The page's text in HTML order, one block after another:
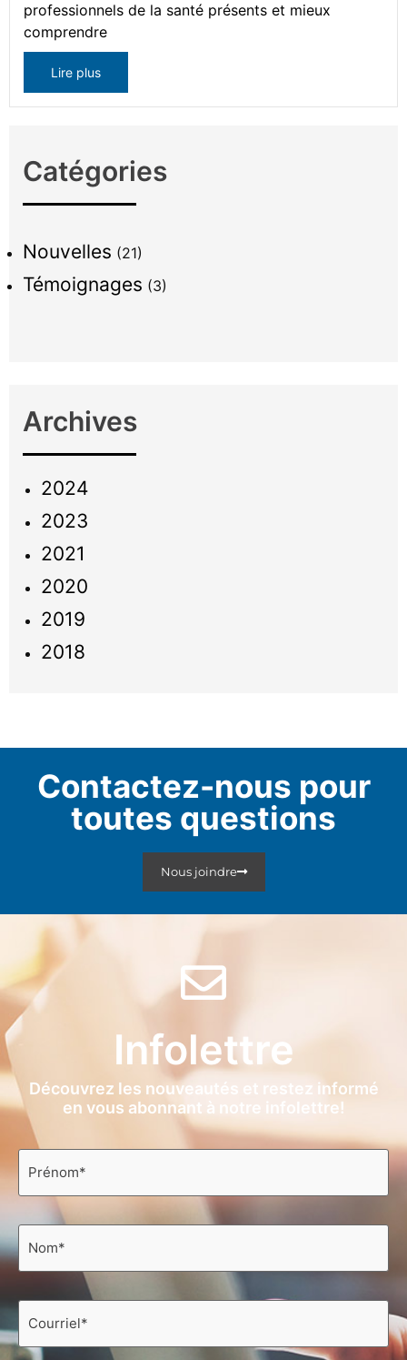
professionnels de la santé présents et mieux
comprendre
Lire plus
Catégories
Nouvelles (21)
Témoignages (3)
Archives
2024
2023
2021
2020
2019
2018
Contactez-nous pour
toutes questions
Nous joindre
Infolettre
Découvrez les nouveautés et restez informé
en vous abonnant à notre infolettre!
Prénom
Nom
Courriel